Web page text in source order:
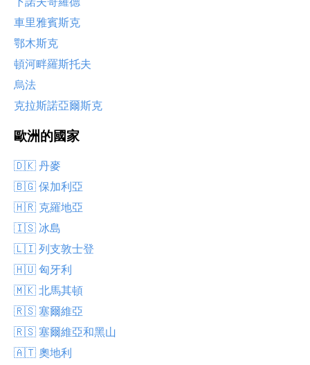
車里雅賓斯克
鄂木斯克
頓河畔羅斯托夫
烏法
克拉斯諾亞爾斯克
歐洲的國家
🇩🇰 丹麥
🇧🇬 保加利亞
🇭🇷 克羅地亞
🇮🇸 冰島
🇱🇮 列支敦士登
🇭🇺 匈牙利
🇲🇰 北馬其頓
🇷🇸 塞爾維亞
🇷🇸 塞爾維亞和黑山
🇦🇹 奧地利